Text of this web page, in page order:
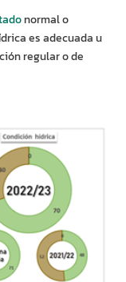
normal o
es adecuada u
regular o de